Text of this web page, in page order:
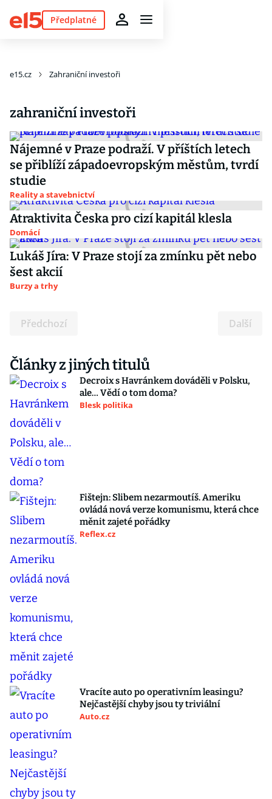
Předplatné
e15.cz Zahraniční investoři
zahraniční investoři
Nájemné v Praze podraží. V příštích letech
se přiblíží západoevropským městům, tvrdí
studie
Reality a stavebnictví
Atraktivita Česka pro cizí kapitál klesla
Domácí
Lukáš Jíra: V Praze stojí za zmínku pět nebo
šest akcií
Burzy a trhy
Předchozí Další
Články z jiných titulů
Decroix s Havránkem dováděli v Polsku,
ale… Vědí o tom doma?
Blesk politika
Fištejn: Slibem nezarmoutíš. Ameriku
ovládá nová verze komunismu, která chce
měnit zajeté pořádky
Reflex.cz
Vracíte auto po operativním leasingu?
Nejčastější chyby jsou ty triviální
Auto.cz